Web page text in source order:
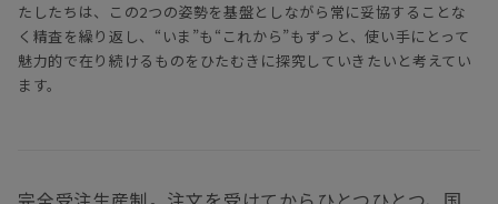
たしたちは、この2つの姿勢を基盤としながら常に妥協することな
く精査を繰り返し、“いま”も“これから”もずっと、使い手にとって
魅力的で在り続けるものをひたむきに探究していきたいと考えてい
ます。